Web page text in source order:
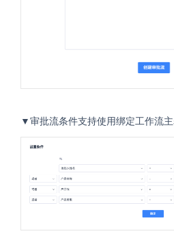
▼审批流条件支持使用绑定工作流主